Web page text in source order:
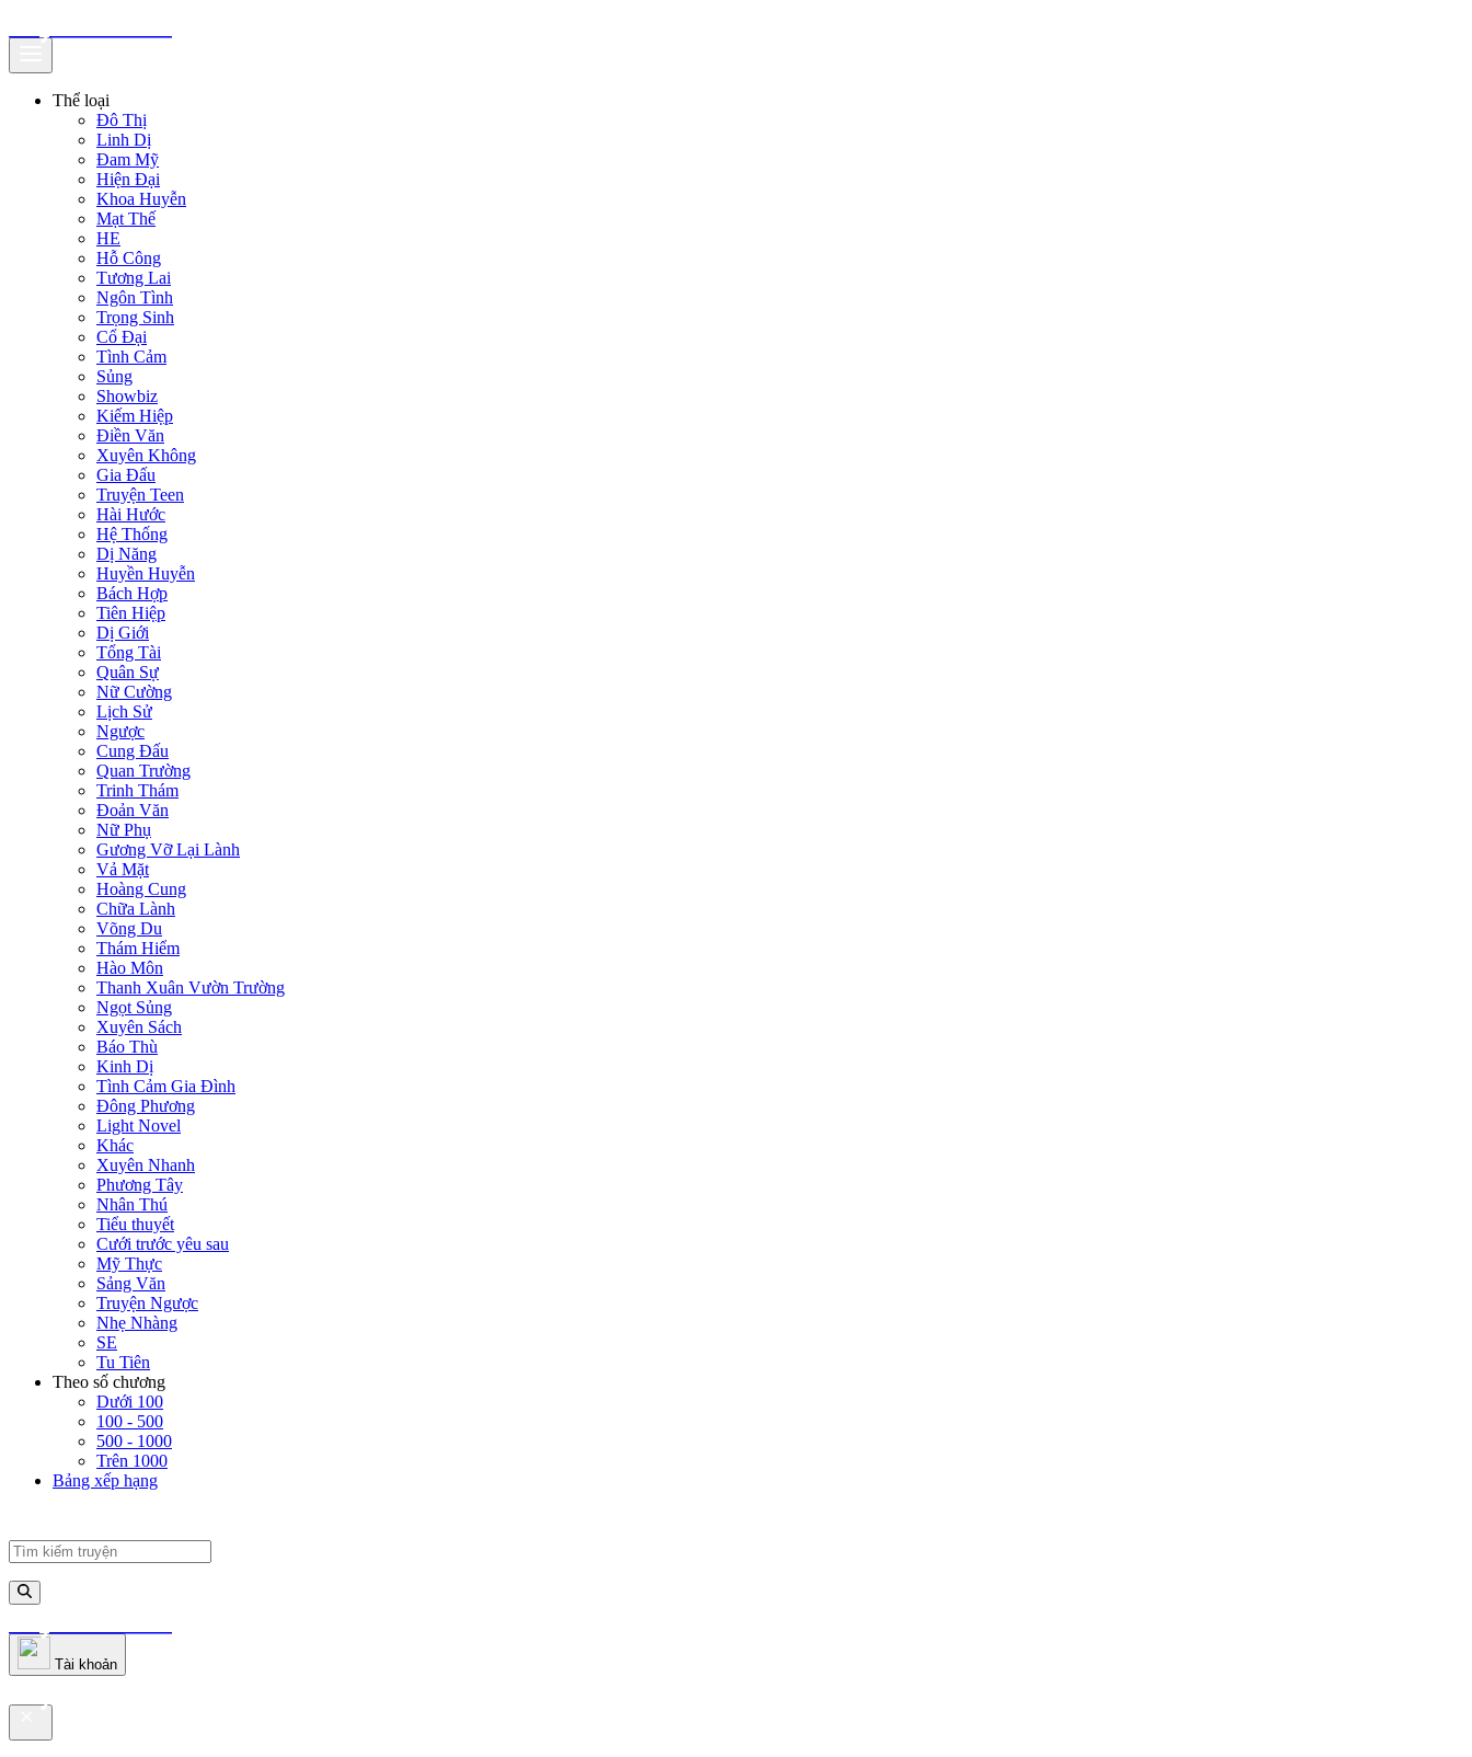
Thể loại
Đô Thị
Linh Dị
Đam Mỹ
Hiện Đại
Khoa Huyễn
Mạt Thế
HE
Hỗ Công
Tương Lai
Ngôn Tình
Trọng Sinh
Cổ Đại
Tình Cảm
Sủng
Showbiz
Kiếm Hiệp
Điền Văn
Xuyên Không
Gia Đấu
Truyện Teen
Hài Hước
Hệ Thống
Dị Năng
Huyền Huyễn
Bách Hợp
Tiên Hiệp
Dị Giới
Tổng Tài
Quân Sự
Nữ Cường
Lịch Sử
Ngược
Cung Đấu
Quan Trường
Trinh Thám
Đoản Văn
Nữ Phụ
Gương Vỡ Lại Lành
Vả Mặt
Hoàng Cung
Chữa Lành
Võng Du
Thám Hiểm
Hào Môn
Thanh Xuân Vườn Trường
Ngọt Sủng
Xuyên Sách
Báo Thù
Kinh Dị
Tình Cảm Gia Đình
Đông Phương
Light Novel
Khác
Xuyên Nhanh
Phương Tây
Nhân Thú
Tiểu thuyết
Cưới trước yêu sau
Mỹ Thực
Sảng Văn
Truyện Ngược
Nhẹ Nhàng
SE
Tu Tiên
Theo số chương
Dưới 100
100 - 500
500 - 1000
Trên 1000
Bảng xếp hạng
truyenfullz.com
Tài khoản
truyenfullz.com